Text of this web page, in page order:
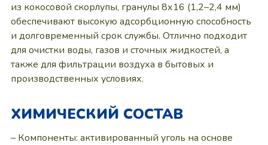
из кокосовой скорлупы, гранулы 8х16 (1,2–2,4 мм)
обеспечивают высокую адсорбционную способность
и долговременный срок службы. Отлично подходит
для очистки воды, газов и сточных жидкостей, а
также для фильтрации воздуха в бытовых и
производственных условиях.
ХИМИЧЕСКИЙ СОСТАВ
– Компоненты: активированный уголь на основе